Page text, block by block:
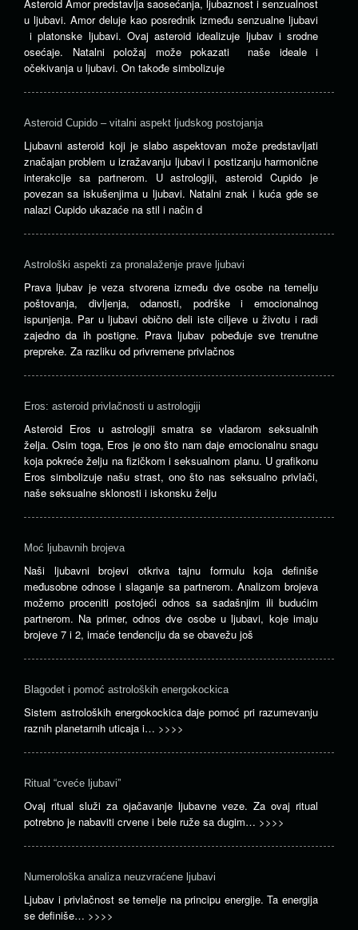
Asteroid Amor predstavlja saosećanja, ljubaznost i senzualnost
u ljubavi. Amor deluje kao posrednik između senzualne ljubavi
i platonske ljubavi. Ovaj asteroid idealizuje ljubav i srodne
osećaje. Natalni položaj može pokazati naše ideale i
očekivanja u ljubavi. On takođe simbolizuje
Asteroid Cupido – vitalni aspekt ljudskog postojanja
Ljubavni asteroid koji je slabo aspektovan može predstavljati
značajan problem u izražavanju ljubavi i postizanju harmonične
interakcije sa partnerom. U astrologiji, asteroid Cupido je
povezan sa iskušenjima u ljubavi. Natalni znak i kuća gde se
nalazi Cupido ukazaće na stil i način d
Astrološki aspekti za pronalaženje prave ljubavi
Prava ljubav je veza stvorena između dve osobe na temelju
poštovanja, divljenja, odanosti, podrške i emocionalnog
ispunjenja. Par u ljubavi obično deli iste ciljeve u životu i radi
zajedno da ih postigne. Prava ljubav pobeđuje sve trenutne
prepreke. Za razliku od privremene privlačnos
Eros: asteroid privlačnosti u astrologiji
Asteroid Eros u astrologiji smatra se vladarom seksualnih
želja. Osim toga, Eros je ono što nam daje emocionalnu snagu
koja pokreće želju na fizičkom i seksualnom planu. U grafikonu
Eros simbolizuje našu strast, ono što nas seksualno privlači,
naše seksualne sklonosti i iskonsku želju
Moć ljubavnih brojeva
Naši ljubavni brojevi otkriva tajnu formulu koja definiše
međusobne odnose i slaganje sa partnerom. Analizom brojeva
možemo proceniti postojeći odnos sa sadašnjim ili budućim
partnerom. Na primer, odnos dve osobe u ljubavi, koje imaju
brojeve 7 i 2, imaće tendenciju da se obavežu još
Blagodet i pomoć astroloških energokockica
Sistem astroloških energokockica daje pomoć pri razumevanju
raznih planetarnih uticaja i… >>>>
Ritual “cveće ljubavi”
Ovaj ritual služi za ojačavanje ljubavne veze. Za ovaj ritual
potrebno je nabaviti crvene i bele ruže sa dugim… >>>>
Numerološka analiza neuzvraćene ljubavi
Ljubav i privlačnost se temelje na principu energije. Ta energija
se definiše… >>>>